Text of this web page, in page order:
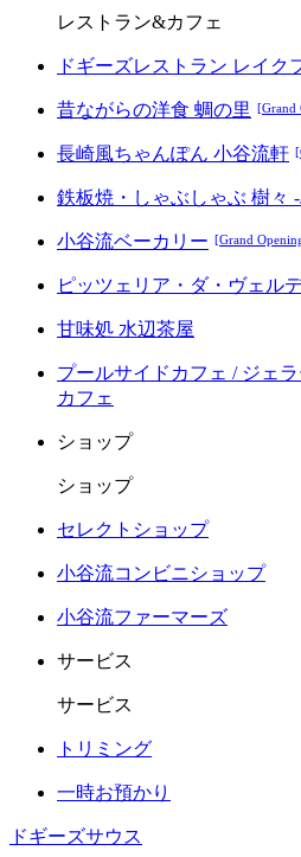
レストラン&カフェ
ドギーズレストラン レイク
昔ながらの洋食 蜩の里 [Grand
長崎風ちゃんぽん 小谷流軒
鉄板焼・しゃぶしゃぶ 樹々 -
小谷流ベーカリー [Grand
ピッツェリア・ダ・ヴェル
甘味処 水辺茶屋
プールサイドカフェ / ジェ
カフェ
ショップ
ショップ
セレクトショップ
小谷流コンビニショップ
小谷流ファーマーズ
サービス
サービス
トリミング
一時お預かり
ドギーズサウス